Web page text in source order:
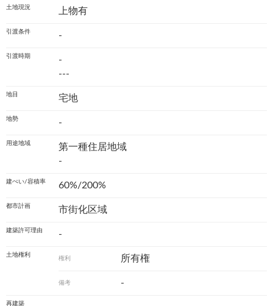
土地現況 上物有
引渡条件 -
引渡時期
-
---
地目 宅地
地勢 -
用途地域
第一種住居地域
-
建ぺい/容積率 60%/200%
都市計画 市街化区域
建築許可理由 -
土地権利
権利 所有権
備考 -
再建築